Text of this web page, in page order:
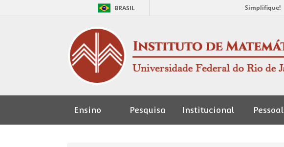
BRASIL Simplifique!
Ensino Pesquisa Institucional Pessoal